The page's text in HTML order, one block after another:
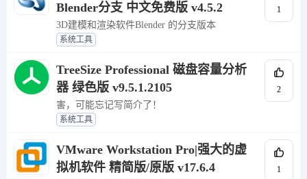
Blender分支 中文免费版 v4.5.2
3D建模和渲染软件Blender 的分支版本
系统工具
1
TreeSize Professional 磁盘容量分析
器 绿色版 v9.5.1.2105
害，可能忘记写简介了！
系统工具
2
VMware Workstation Pro|强大的虚
拟机软件 精简版/原版 v17.6.4
1